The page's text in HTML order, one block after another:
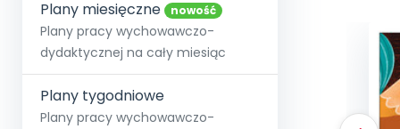
Społeczność
+48 12 631 04 10
kontakt@blizejprzedszkola.pl
O miesięczniku
Strona główna
O Akademii
Poznaj pakiet MAX
E-
Wszystkie projekty
Skontaktuj się
Plany miesięczne nowość
Plany pracy wychowawczo-
dydaktycznej na cały miesiąc
Plany tygodniowe
Plany pracy wychowawczo-